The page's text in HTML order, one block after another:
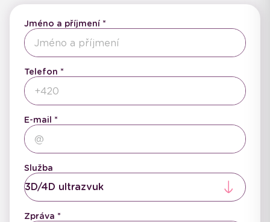
Jméno a příjmení
Telefon
E-mail
Služba
3D/4D ultrazvuk
Zpráva